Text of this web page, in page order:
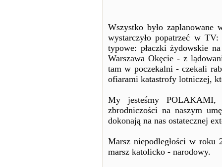
Wszystko było
wystarczyło popatrzeć w
typowe: płaczki żydowskie
Warszawa Okęcie - z
tam w poczekalni - czekali
ofiarami katastrofy lotniczej,
My jesteśmy
zbrodniczości na naszym
dokonają na nas ostatecznej
Marsz niepodległości w roku
marsz katolicko - narodowy.